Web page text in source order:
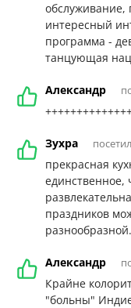
обслуживание,
интересный
программа -
танцующая
Александр
Зухра
прекрасная
единственное,
праздников
разнообразной.
Александр
Крайне
"больны"